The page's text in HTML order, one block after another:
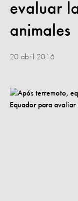
evaluar
animales
20 abril 2016